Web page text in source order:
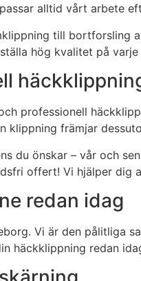
alltid vårt arbete
till bortforsling
hög kvalitet på varje
professionell
klippning främjar
du önskar – vår och
offert! Vi hjälper dig
redan idag
Vi är den pålitliga
häckklippning redan